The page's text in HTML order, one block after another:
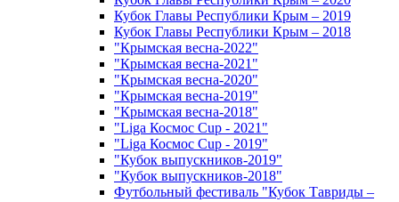
Кубок Главы Республики Крым – 2019
Кубок Главы Республики Крым – 2018
"Крымская весна-2022"
"Крымская весна-2021"
"Крымская весна-2020"
"Крымская весна-2019"
"Крымская весна-2018"
"Liga Космос Cup - 2021"
"Liga Космос Cup - 2019"
"Кубок выпускников-2019"
"Кубок выпускников-2018"
Футбольный фестиваль "Кубок Тавриды –